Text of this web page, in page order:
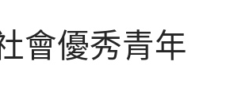
會優秀青年